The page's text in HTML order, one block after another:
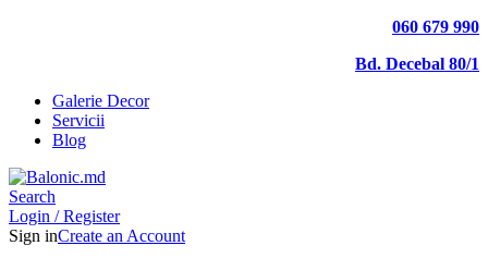
060 679 990
Bd. Decebal 80/1
Galerie Decor
Servicii
Blog
Search
Login / Register
Sign inCreate an Account